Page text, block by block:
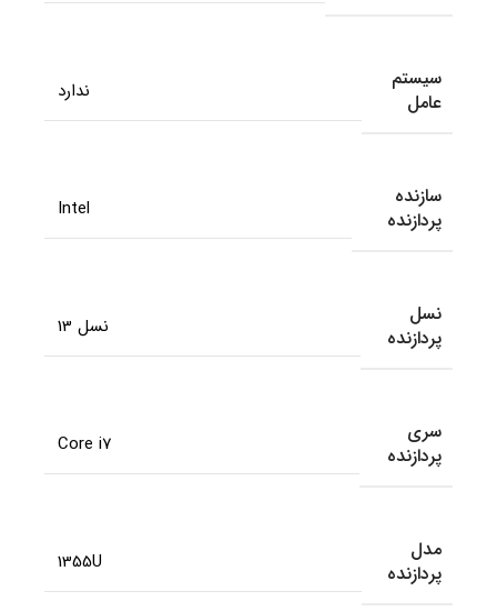
سیستم
عامل
ندارد
سازنده
پردازنده
Intel
نسل
پردازنده
نسل 13
سری
پردازنده
Core i7
مدل
پردازنده
1355U